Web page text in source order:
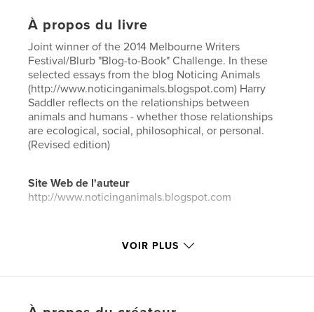
À propos du livre
Joint winner of the 2014 Melbourne Writers
Festival/Blurb "Blog-to-Book" Challenge. In these
selected essays from the blog Noticing Animals
(http://www.noticinganimals.blogspot.com) Harry
Saddler reflects on the relationships between
animals and humans - whether those relationships
are ecological, social, philosophical, or personal.
(Revised edition)
Site Web de l'auteur
http://www.noticinganimals.blogspot.com
Caractéristiques et détails
VOIR PLUS